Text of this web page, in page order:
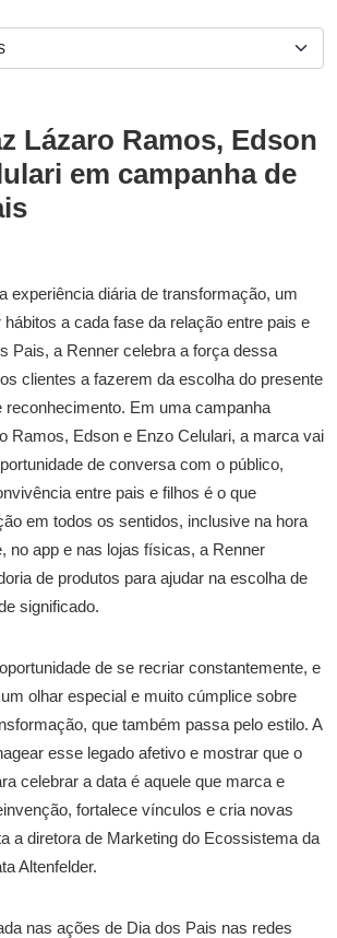
Lázaro Ramos, Edson
em campanha de
experiência diária de transformação, um
a cada fase da relação entre pais e
Pais, a Renner celebra a força dessa
clientes a fazerem da escolha do presente
reconhecimento. Em uma campanha
Ramos, Edson e Enzo Celulari, a marca vai
de conversa com o público,
entre pais e filhos é o que
em todos os sentidos, inclusive na hora
no app e nas lojas físicas, a Renner
de produtos para ajudar na escolha de
significado.
de se recriar constantemente, e
olhar especial e muito cúmplice sobre
que também passa pelo estilo. A
esse legado afetivo e mostrar que o
celebrar a data é aquele que marca e
fortalece vínculos e cria novas
a diretora de Marketing do Ecossistema da
Altenfelder.
nas ações de Dia dos Pais nas redes